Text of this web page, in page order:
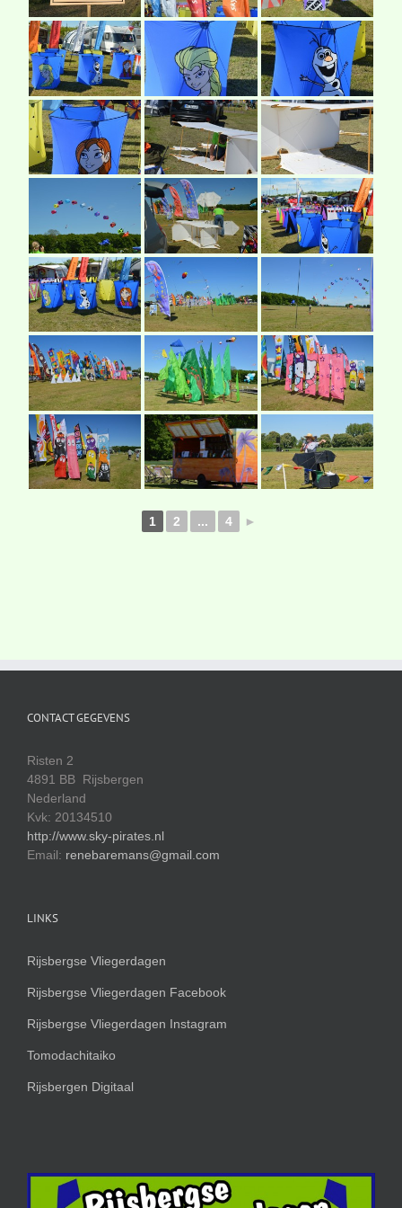
1 2 ... 4 ►
CONTACT GEGEVENS
Risten 2
4891 BB Rijsbergen
Nederland
Kvk: 20134510
http://www.sky-pirates.nl
Email: renebaremans@gmail.com
LINKS
Rijsbergse Vliegerdagen
Rijsbergse Vliegerdagen Facebook
Rijsbergse Vliegerdagen Instagram
Tomodachitaiko
Rijsbergen Digitaal